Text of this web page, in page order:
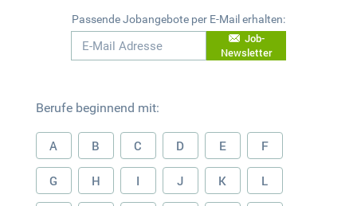
Passende Jobangebote per E-Mail erhalten:
Job-
Newsletter
Berufe beginnend mit:
A B C D E F
G H I J K L